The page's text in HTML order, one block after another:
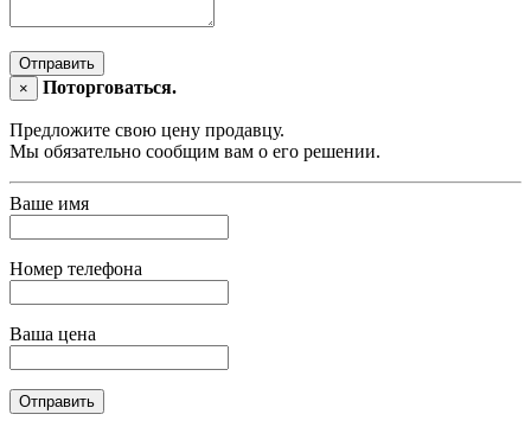
Отправить
×
Поторговаться.
Предложите свою цену продавцу.
Мы обязательно сообщим вам о его решении.
Ваше имя
Номер телефона
Ваша цена
Отправить